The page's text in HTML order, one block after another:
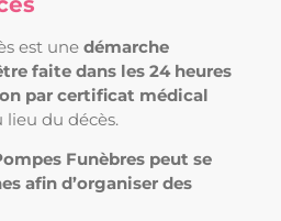
est une démarche
faite dans les 24 heures
par certificat médical
lieu du décès.
Funèbres peut se
afin d’organiser des